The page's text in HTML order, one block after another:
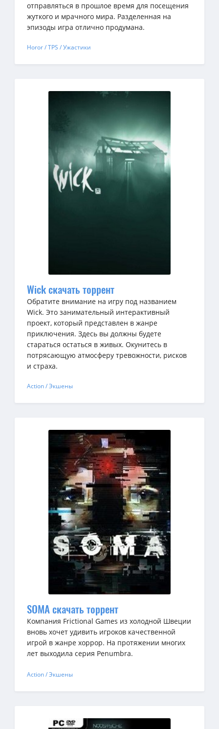
отправляться в прошлое время для посещения
жуткого и мрачного мира. Разделенная на
эпизоды игра отлично продумана.
Horor / TPS / Ужастики
Wick скачать торрент
Обратите внимание на игру под названием
Wick. Это занимательный интерактивный
проект, который представлен в жанре
приключения. Здесь вы должны будете
стараться остаться в живых. Окунитесь в
потрясающую атмосферу тревожности, рисков
и страха.
Action / Экшены
SOMA скачать торрент
Компания Frictional Games из холодной Швеции
вновь хочет удивить игроков качественной
игрой в жанре хоррор. На протяжении многих
лет выходила серия Penumbra.
Action / Экшены